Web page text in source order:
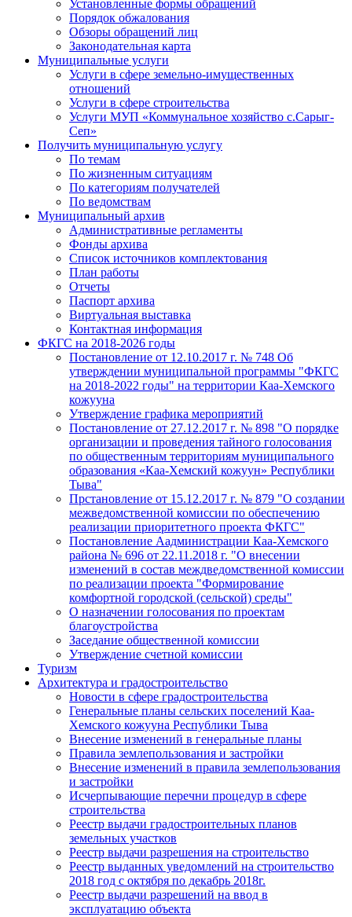
Установленные формы обращений
Порядок обжалования
Обзоры обращений лиц
Законодательная карта
Муниципальные услуги
Услуги в сфере земельно-имущественных
отношений
Услуги в сфере строительства
Услуги МУП «Коммунальное хозяйство с.Сарыг-
Сеп»
Получить муниципальную услугу
По темам
По жизненным ситуациям
По категориям получателей
По ведомствам
Муниципальный архив
Административные регламенты
Фонды архива
Список источников комплектования
План работы
Отчеты
Паспорт архива
Виртуальная выставка
Контактная информация
ФКГС на 2018-2026 годы
Постановление от 12.10.2017 г. № 748 Об
утверждении муниципальной программы "ФКГС
на 2018-2022 годы" на территории Каа-Хемского
кожууна
Утверждение графика мероприятий
Постановление от 27.12.2017 г. № 898 "О порядке
организации и проведения тайного голосования
по общественным территориям муниципального
образования «Каа-Хемский кожуун» Республики
Тыва"
Прстановление от 15.12.2017 г. № 879 "О создании
межведомственной комиссии по обеспечению
реализации приоритетного проекта ФКГС"
Постановление Аадминистрации Каа-Хемского
района № 696 от 22.11.2018 г. "О внесении
изменений в состав междведомственной комиссии
по реализации проекта "Формирование
комфортной городской (сельской) среды"
О назначении голосования по проектам
благоустройства
Заседание общественной комиссии
Утверждение счетной комиссии
Туризм
Архитектура и градостроительство
Новости в сфере градостроительства
Генеральные планы сельских поселений Каа-
Хемского кожууна Республики Тыва
Внесение изменений в генеральные планы
Правила землепользования и застройки
Внесение изменений в правила землепользования
и застройки
Исчерпывающие перечни процедур в сфере
строительства
Реестр выдачи градостроительных планов
земельных участков
Реестр выдачи разрешения на строительство
Реестр выданных уведомлений на строительство
2018 год с октября по декабрь 2018г.
Реестр выдачи разрешений на ввод в
эксплуатацию объекта